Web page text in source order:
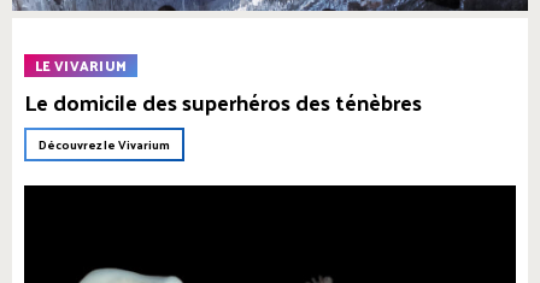
LE VIVARIUM
Le domicile des superhéros des ténèbres
Découvrez le Vivarium